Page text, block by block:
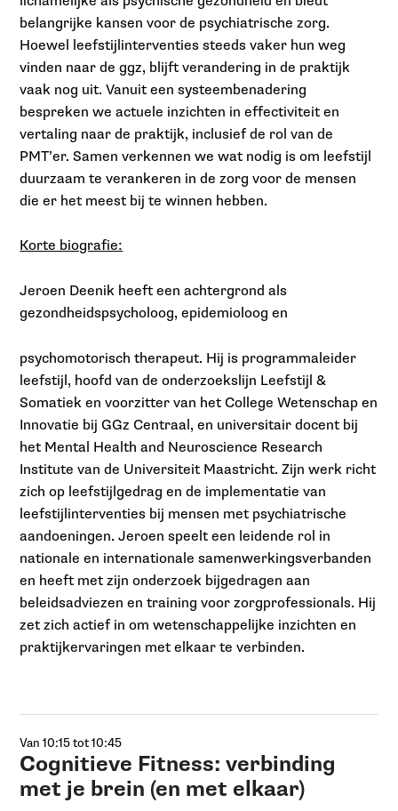
belangrijke kansen voor de psychiatrische zorg.
Hoewel leefstijlinterventies steeds vaker hun weg
vinden naar de ggz, blijft verandering in de praktijk
vaak nog uit. Vanuit een systeembenadering
bespreken we actuele inzichten in effectiviteit en
vertaling naar de praktijk, inclusief de rol van de
PMT’er. Samen verkennen we wat nodig is om leefstijl
duurzaam te verankeren in de zorg voor de mensen
die er het meest bij te winnen hebben.
Korte biografie:
Jeroen Deenik heeft een achtergrond als
gezondheidspsycholoog, epidemioloog en
psychomotorisch therapeut. Hij is programmaleider
leefstijl, hoofd van de onderzoekslijn Leefstijl &
Somatiek en voorzitter van het College Wetenschap en
Innovatie bij GGz Centraal, en universitair docent bij
het Mental Health and Neuroscience Research
Institute van de Universiteit Maastricht. Zijn werk richt
zich op leefstijlgedrag en de implementatie van
leefstijlinterventies bij mensen met psychiatrische
aandoeningen. Jeroen speelt een leidende rol in
nationale en internationale samenwerkingsverbanden
en heeft met zijn onderzoek bijgedragen aan
beleidsadviezen en training voor zorgprofessionals. Hij
zet zich actief in om wetenschappelijke inzichten en
praktijkervaringen met elkaar te verbinden.
Van 10:15 tot 10:45
Cognitieve Fitness: verbinding
met je brein (en met elkaar)